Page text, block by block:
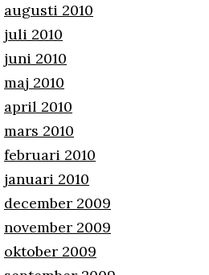
augusti 2010
juli 2010
juni 2010
maj 2010
april 2010
mars 2010
februari 2010
januari 2010
december 2009
november 2009
oktober 2009